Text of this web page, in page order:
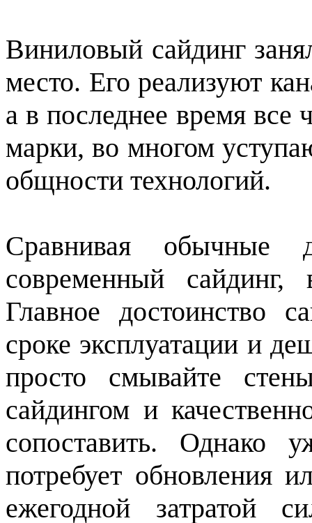
Виниловый сайдинг
место. Его реализуют
а в последнее время все
марки, во многом
общности технологий.
Сравнивая
современный
Главное достоинство
сроке эксплуатации и
просто смывайте
сайдингом и
сопоставить. Однако
потребует обновления
ежегодной затратой